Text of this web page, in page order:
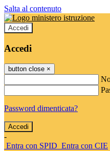
Salta al contenuto
Accedi
Accedi
button close ×
Password dimenticata?
-
Entra con SPID Entra con CIE